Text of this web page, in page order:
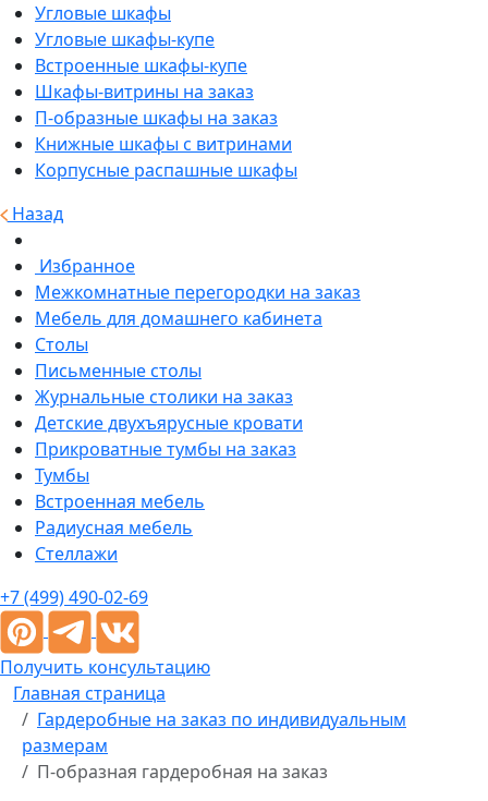
Угловые шкафы
Угловые шкафы-купе
Встроенные шкафы-купе
Шкафы-витрины на заказ
П-образные шкафы на заказ
Книжные шкафы с витринами
Корпусные распашные шкафы
Назад
Избранное
Межкомнатные перегородки на заказ
Мебель для домашнего кабинета
Столы
Письменные столы
Журнальные столики на заказ
Детские двухъярусные кровати
Прикроватные тумбы на заказ
Тумбы
Встроенная мебель
Радиусная мебель
Стеллажи
+7 (499) 490-02-69
Получить консультацию
Главная страница
Гардеробные на заказ по индивидуальным
размерам
П-образная гардеробная на заказ